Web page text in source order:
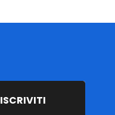
ISCRIVITI